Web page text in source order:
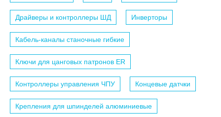
Драйверы и контроллеры ШД Инверторы
Кабель-каналы станочные гибкие
Ключи для цанговых патронов ER
Контроллеры управления ЧПУ Концевые датчки
Крепления для шпинделей алюминиевые